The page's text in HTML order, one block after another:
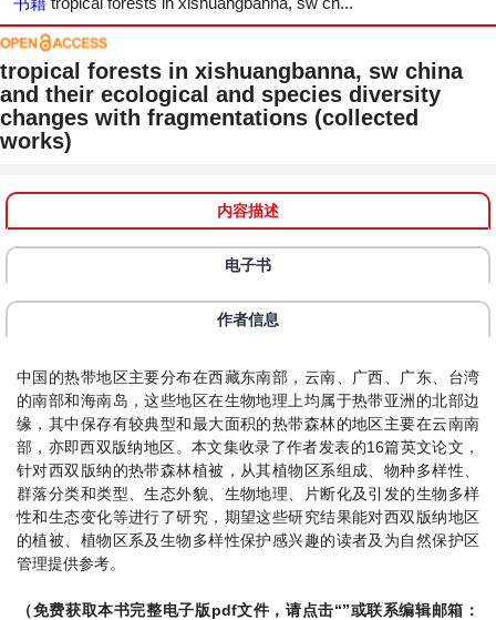
tropical forests in xishuangbanna, sw china
and their ecological and species diversity
changes with fragmentations (collected
works)
内容描述
电子书
作者信息
中国的热带地区主要分布在西藏东南部，云南、广西、广东、台湾
的南部和海南岛，这些地区在生物地理上均属于热带亚洲的北部边
缘，其中保存有较典型和最大面积的热带森林的地区主要在云南南
部，亦即西双版纳地区。本文集收录了作者发表的16篇英文论文，
针对西双版纳的热带森林植被，从其植物区系组成、物种多样性、
群落分类和类型、生态外貌、生物地理、片断化及引发的生物多样
性和生态变化等进行了研究，期望这些研究结果能对西双版纳地区
的植被、植物区系及生物多样性保护感兴趣的读者及为自然保护区
管理提供参考。
（免费获取本书完整电子版pdf文件，请点击“”或联系编辑邮箱：